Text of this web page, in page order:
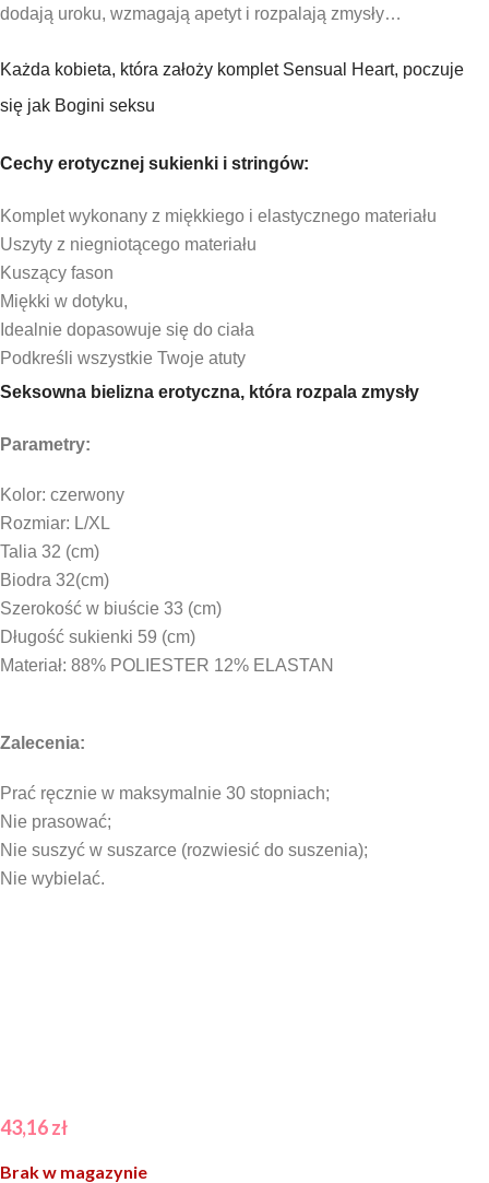
dodają uroku, wzmagają apetyt i rozpalają zmysły…
Każda kobieta, która założy komplet Sensual Heart, poczuje
się jak Bogini seksu
Cechy erotycznej sukienki i stringów:
Komplet wykonany z miękkiego i elastycznego materiału
Uszyty z niegniotącego materiału
Kuszący fason
Miękki w dotyku,
Idealnie dopasowuje się do ciała
Podkreśli wszystkie Twoje atuty
Seksowna bielizna erotyczna, która rozpala zmysły
Parametry:
Kolor: czerwony
Rozmiar: L/XL
Talia 32 (cm)
Biodra 32(cm)
Szerokość w biuście 33 (cm)
Długość sukienki 59 (cm)
Materiał: 88% POLIESTER 12% ELASTAN
Zalecenia:
Prać ręcznie w maksymalnie 30 stopniach;
Nie prasować;
Nie suszyć w suszarce (rozwiesić do suszenia);
Nie wybielać.
43,16zł
Brak w magazynie